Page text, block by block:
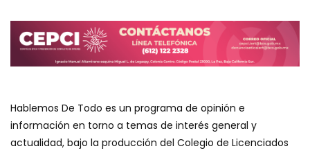
Hablemos De Todo es un programa de opinión e
información en torno a temas de interés general y
actualidad, bajo la producción del Colegio de Licenciados